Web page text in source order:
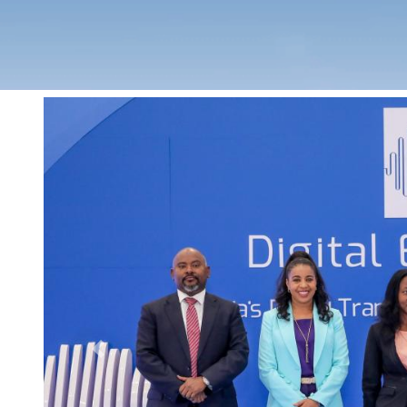
Previous